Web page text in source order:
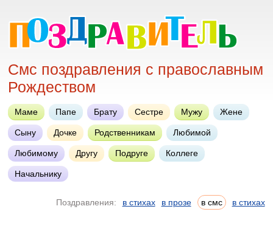
Смс поздравления с православным
Рождеством
Маме Папе Брату Сестре Мужу Жене
Сыну Дочке Родственникам Любимой
Любимому Другу Подруге Коллеге
Начальнику
Поздравления: в стихах в прозе в смс в стихах